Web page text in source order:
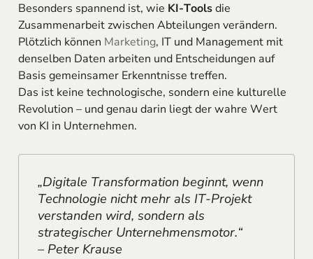
Besonders spannend ist, wie KI-Toolsdie
Zusammenarbeit zwischen Abteilungen verändern.
Plötzlich können Marketing, IT und Management mit
denselben Daten arbeiten und Entscheidungen auf
Basis gemeinsamer Erkenntnisse treffen.
Das ist keine technologische, sondern eine kulturelle
Revolution – und genau darin liegt der wahre Wert
von KI in Unternehmen.
„Digitale Transformation beginnt, wenn
Technologie nicht mehr als IT-Projekt
verstanden wird, sondern als
strategischer Unternehmensmotor.“
– Peter Krause